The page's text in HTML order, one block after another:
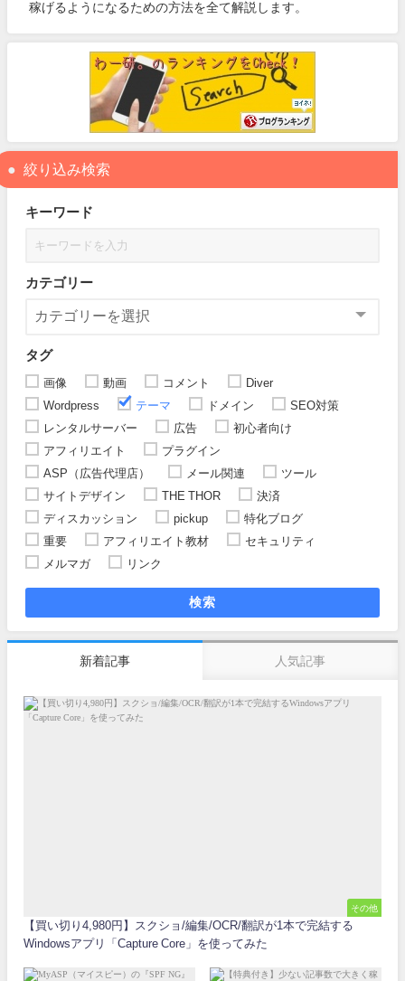
稼げるようになるための方法を全て解説します。
絞り込み検索
キーワード
カテゴリー
タグ
画像 動画 コメント
Diver
Wordpress
テーマ ドメイン
SEO対策
レンタルサーバー
広告
初心者向け
アフィリエイト
プラグイン
ASP（広告代理店）
メール関連
ツール
サイトデザイン
THE THOR
決済
ディスカッション
pickup
特化ブログ
重要
アフィリエイト教材
セキュリティ
メルマガ
リンク
検索
新着記事 人気記事
その他
【買い切り4,980円】スクショ/編集/OCR/翻訳が1本で完結する
Windowsアプリ「Capture Core」を使ってみた